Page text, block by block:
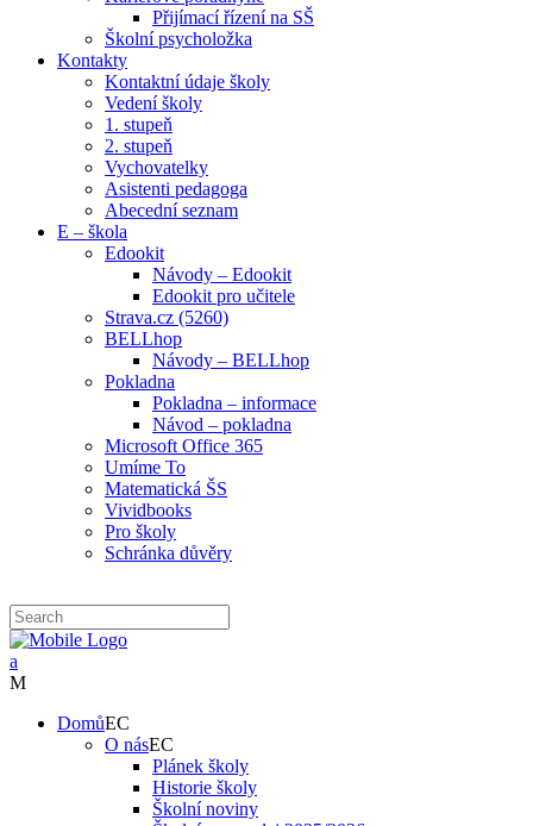
Přijímací řízení na SŠ
Školní psycholožka
Kontakty
Kontaktní údaje školy
Vedení školy
1. stupeň
2. stupeň
Vychovatelky
Asistenti pedagoga
Abecední seznam
E – škola
Edookit
Návody – Edookit
Edookit pro učitele
Strava.cz (5260)
BELLhop
Návody – BELLhop
Pokladna
Pokladna – informace
Návod – pokladna
Microsoft Office 365
Umíme To
Matematická ŠS
Vividbooks
Pro školy
Schránka důvěry
Domů
O nás
Plánek školy
Historie školy
Školní noviny